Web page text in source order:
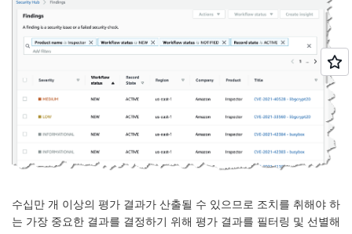
수십만 개 이상의 평가 결과가 산출될 수 있으므로 조치를 취해야 하
는 가장 중요한 결과를 결정하기 위해 평가 결과를 필터링 및 선별해